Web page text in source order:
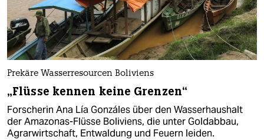
Prekäre Wasserresourcen Boliviens
„Flüsse kennen keine Grenzen“
Forscherin Ana Lía Gonzáles über den Wasserhaushalt
der Amazonas-Flüsse Boliviens, die unter Goldabbau,
Agrarwirtschaft, Entwaldung und Feuern leiden.